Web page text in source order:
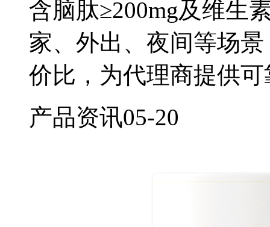
含脑肽≥200mg及维生
家、外出、夜间等场
价比，为代理商提供
产品资讯05-20